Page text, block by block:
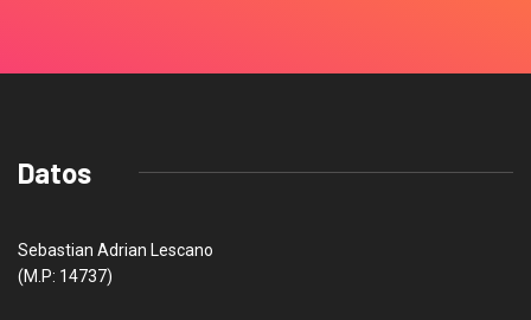
Datos
Sebastian Adrian Lescano
(M.P: 14737)